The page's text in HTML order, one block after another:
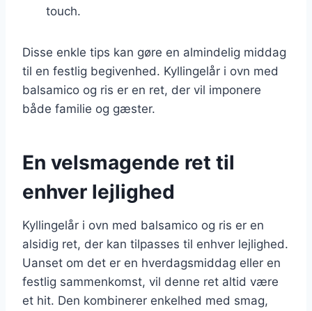
touch.
Disse enkle tips kan gøre en almindelig middag
til en festlig begivenhed. Kyllingelår i ovn med
balsamico og ris er en ret, der vil imponere
både familie og gæster.
En velsmagende ret til
enhver lejlighed
Kyllingelår i ovn med balsamico og ris er en
alsidig ret, der kan tilpasses til enhver lejlighed.
Uanset om det er en hverdagsmiddag eller en
festlig sammenkomst, vil denne ret altid være
et hit. Den kombinerer enkelhed med smag,